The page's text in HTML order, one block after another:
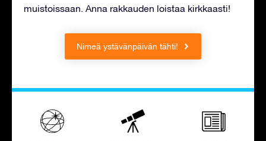
muistoissaan. Anna rakkauden loistaa kirkkaasti!
Nimeä ystävänpäivän tähti!